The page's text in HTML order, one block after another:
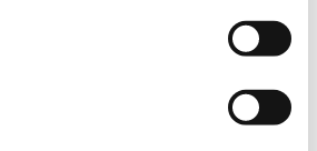
palabra